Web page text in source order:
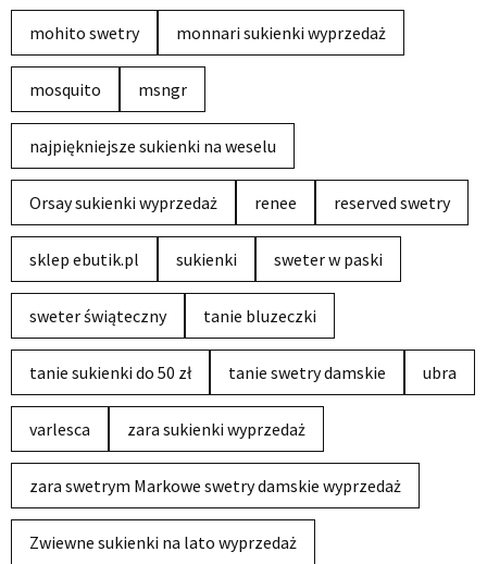
mohito swetry monnari sukienki wyprzedaż
mosquito msngr
najpiękniejsze sukienki na weselu
Orsay sukienki wyprzedaż renee reserved swetry
sklep ebutik.pl sukienki sweter w paski
sweter świąteczny tanie bluzeczki
tanie sukienki do 50 zł tanie swetry damskie ubra
varlesca zara sukienki wyprzedaż
zara swetrym Markowe swetry damskie wyprzedaż
Zwiewne sukienki na lato wyprzedaż